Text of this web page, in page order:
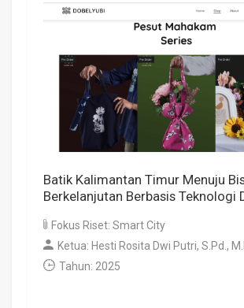
Batik Kalimantan Timur Menuju
Berkelanjutan Berbasis Teknologi
Fokus Riset: Smart City
Ketua: Hesti Rosita Dwi Putri, S.Pd.,
Tahun: 2025